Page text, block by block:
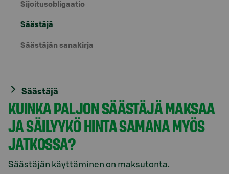
Sijoitusobligaatio
Säästäjä
Säästäjän sanakirja
Säästäjä
KUINKA PALJON SÄÄSTÄJÄ MAKSAA
JA SÄILYYKÖ HINTA SAMANA MYÖS
JATKOSSA?
Säästäjän käyttäminen on maksutonta.